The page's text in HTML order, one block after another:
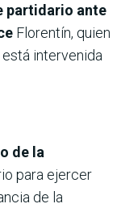
partidario ante
Florentín, quien
intervenida
de la
para ejercer
de la